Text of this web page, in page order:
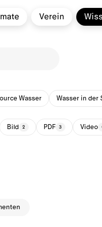
Verein
Wasser Wasser in der
Bild 2 PDF 3 Video